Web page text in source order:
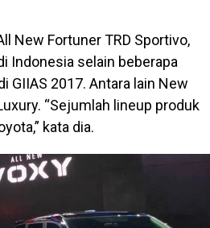
New Fortuner TRD Sportivo,
Indonesia selain beberapa
GIIAS 2017. Antara lain New
“Sejumlah lineup produk
kata dia.